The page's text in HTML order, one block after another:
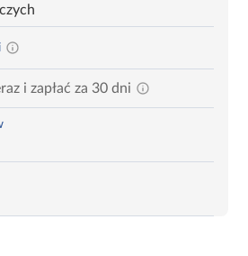
i zapłać za 30 dni